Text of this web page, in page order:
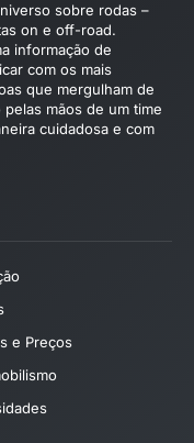
sobre rodas –
on e off-road.
informação de
com os mais
que mergulham de
mãos de um time
cuidadosa e com
e Preços